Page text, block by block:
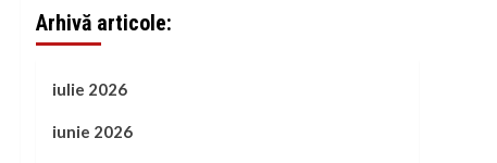
Arhivă articole:
iulie 2026
iunie 2026